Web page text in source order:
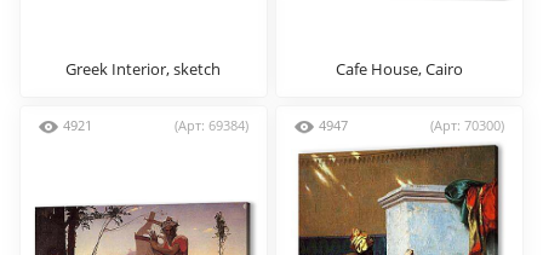
Greek Interior, sketch Cafe House, Cairo
4921 (Арт: 69384) 4947 (Арт: 70300)